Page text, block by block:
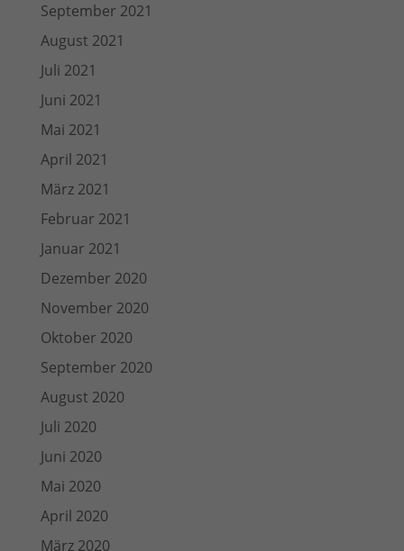
September 2021
August 2021
Juli 2021
Juni 2021
Mai 2021
April 2021
März 2021
Februar 2021
Januar 2021
Dezember 2020
November 2020
Oktober 2020
September 2020
August 2020
Juli 2020
Juni 2020
Mai 2020
April 2020
März 2020